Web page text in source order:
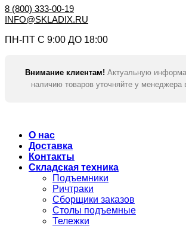
8 (800) 333-00-19
INFO@SKLADIX.RU
ПН-ПТ С 9:00 ДО 18:00
Внимание клиентам! Актуальную
наличию товаров уточняйте у менеджера
О нас
Доставка
Контакты
Складская техника
Подъемники
Ричтраки
Сборщики заказов
Столы подъемные
Тележки